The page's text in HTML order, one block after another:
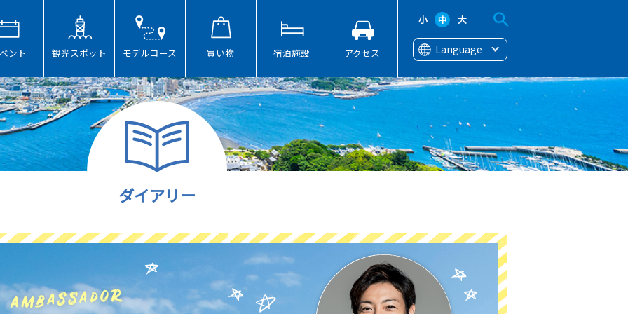
小 中 大
Language
ント 観光スポット モデルコース 買い物 宿泊施設 アクセス
ダイアリー